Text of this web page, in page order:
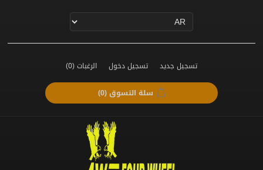
تسجيل جديد تسجيل دخول الرغبات(0)
سلة التسوق(0)